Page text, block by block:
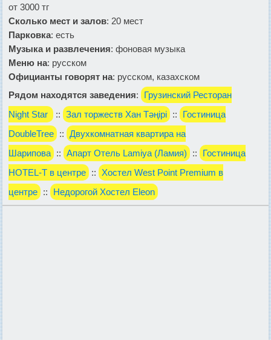
от 3000 тг
Сколько мест и залов: 20 мест
Парковка: есть
Музыка и развлечения: фоновая музыка
Меню на: русском
Официанты говорят на: русском, казахском
Рядом находятся заведения:
Грузинский Ресторан
Night Star
:: Зал торжеств Хан Тәңірі ::
Гостиница
DoubleTree :: Двухкомнатная квартира на
Шарипова :: Апарт Отель Lamiya (Ламия) ::
Гостиница
HOTEL-T в центре :: Хостел West Point Premium в
центре :: Недорогой Хостел Eleon